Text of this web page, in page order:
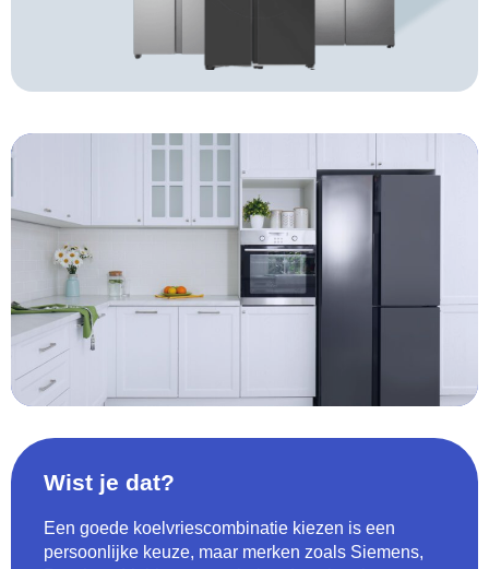
Wist je dat?
Een goede koelvriescombinatie kiezen is een
persoonlijke keuze, maar merken zoals Siemens,